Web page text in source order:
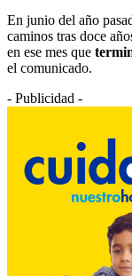
En junio del año
caminos tras doce
en ese mes que
el comunicado.
- Publicidad -